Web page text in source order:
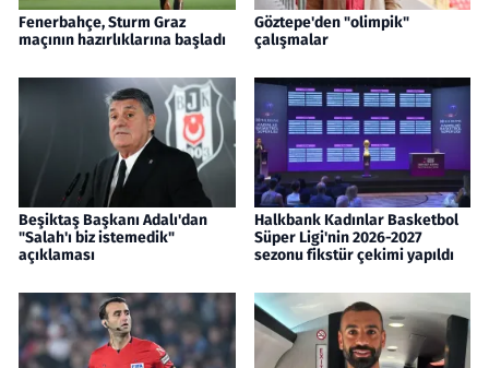
Fenerbahçe, Sturm Graz
maçının hazırlıklarına başladı
Göztepe'den "olimpik"
çalışmalar
Beşiktaş Başkanı Adalı'dan
"Salah'ı biz istemedik"
açıklaması
Halkbank Kadınlar Basketbol
Süper Ligi'nin 2026-2027
sezonu fikstür çekimi yapıldı